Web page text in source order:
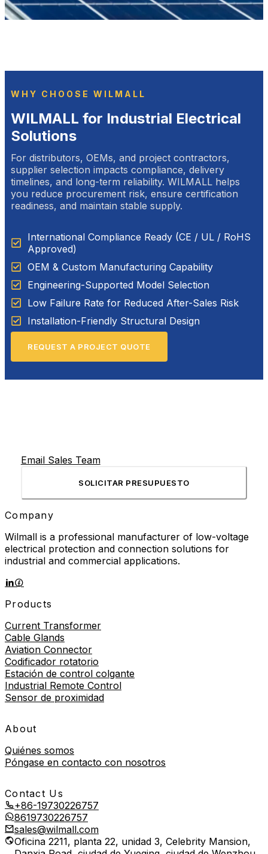
WHY CHOOSE WILMALL
WILMALL for Industrial Electrical
Solutions
For distributors, OEMs, and project contractors,
supplier selection impacts compliance, delivery
timelines, and long-term reliability. WILMALL helps
you reduce procurement risk, ensure certification
readiness, and maintain stable supply.
International Compliance Ready (CE / UL / RoHS
Approved)
OEM & Custom Manufacturing Capability
Engineering-Supported Model Selection
Low Failure Rate for Reduced After-Sales Risk
Installation-Friendly Structural Design
REQUEST A PROJECT QUOTE
Email Sales Team
SOLICITAR PRESUPUESTO
Company
Wilmall is a professional manufacturer of low-voltage
electrical protection and connection solutions for
industrial and commercial applications.
Products
Current Transformer
Cable Glands
Aviation Connector
Codificador rotatorio
Estación de control colgante
Industrial Remote Control
Sensor de proximidad
About
Quiénes somos
Póngase en contacto con nosotros
Contact Us
+86-19730226757
8619730226757
sales@wilmall.com
Oficina 2211, planta 22, unidad 3, Celebrity Mansion,